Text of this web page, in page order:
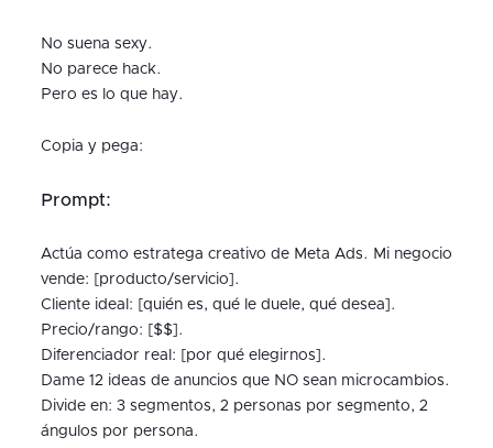
No suena sexy.
No parece hack.
Pero es lo que hay.
Copia y pega:
Prompt:
Actúa como estratega creativo de Meta Ads. Mi negocio
vende: [producto/servicio].
Cliente ideal: [quién es, qué le duele, qué desea].
Precio/rango: [$$].
Diferenciador real: [por qué elegirnos].
Dame 12 ideas de anuncios que NO sean microcambios.
Divide en: 3 segmentos, 2 personas por segmento, 2
ángulos por persona.